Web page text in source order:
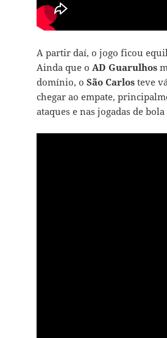
A partir daí, o jogo ficou
Ainda que o AD Guarulhos
domínio, o São Carlosteve
chegar ao empate,
ataques e nas jogadas de bola